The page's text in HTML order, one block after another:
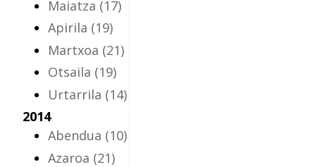
Maiatza (17)
Apirila (19)
Martxoa (21)
Otsaila (19)
Urtarrila (14)
2014
Abendua (10)
Azaroa (21)